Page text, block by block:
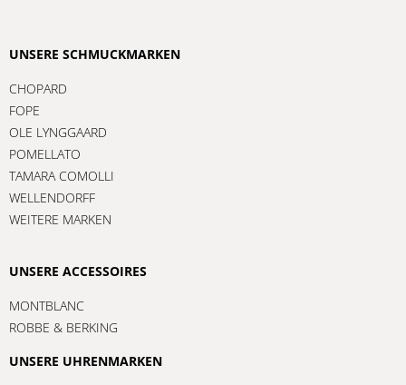
UNSERE SCHMUCKMARKEN
CHOPARD
FOPE
OLE LYNGGAARD
POMELLATO
TAMARA COMOLLI
WELLENDORFF
WEITERE MARKEN
UNSERE ACCESSOIRES
MONTBLANC
ROBBE & BERKING
UNSERE UHRENMARKEN